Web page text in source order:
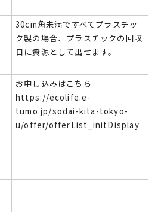
30cm角未満ですべてプラスチッ
ク製の場合、プラスチックの回収
日に資源として出せます。
お申し込みはこちら
https://ecolife.e-
tumo.jp/sodai-kita-tokyo-
u/offer/offerList_initDisplay